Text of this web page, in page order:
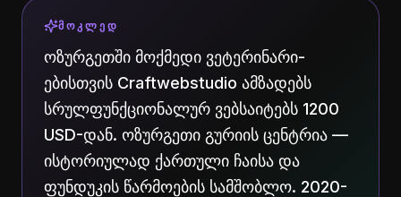
ᲛᲝᲙᲚᲔᲓ
ოზურგეთში მოქმედი ვეტერინარი-
ებისთვის Craftwebstudio ამზადებს
სრულფუნქციონალურ ვებსაიტებს 1200
USD-დან. ოზურგეთი გურიის ცენტრია —
ისტორიულად ქართული ჩაისა და
ფუნდუკის წარმოების სამშობლო. 2020-